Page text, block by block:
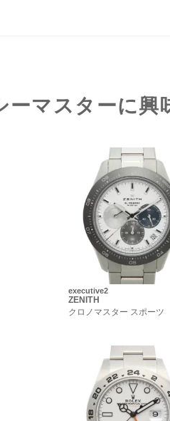
ーマスターに興
executive2
ZENITH
クロノマスター スポーツ